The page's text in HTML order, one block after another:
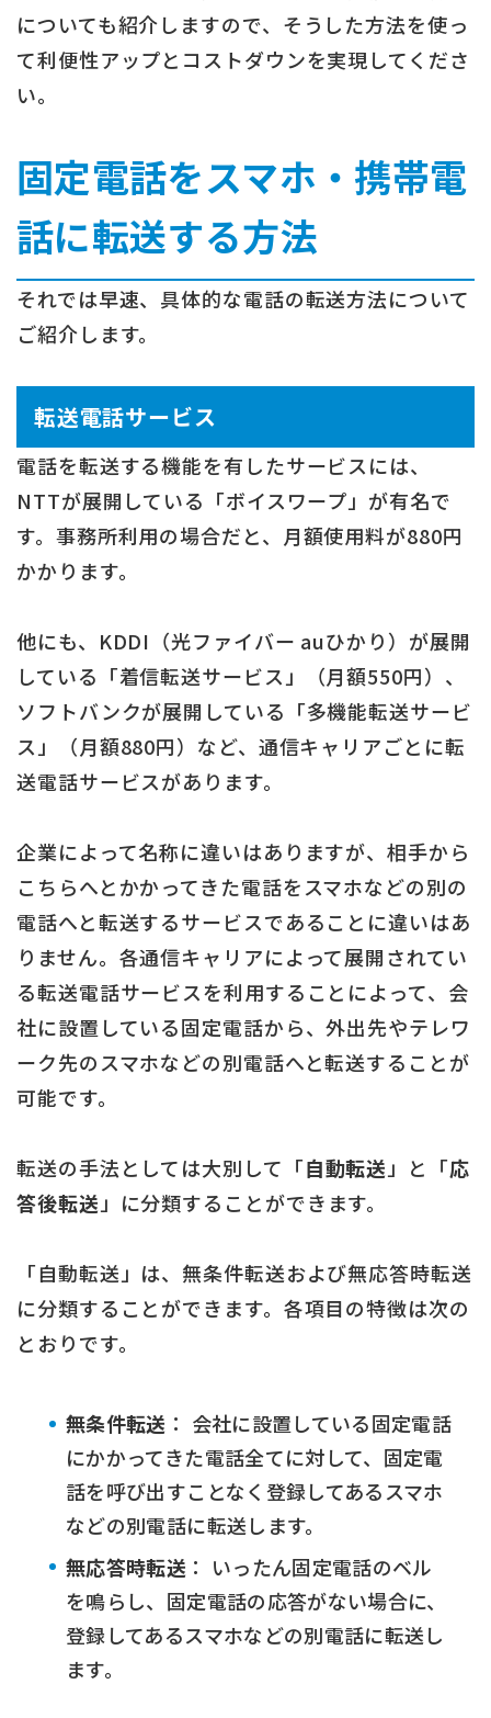
についても紹介しますので、そうした方法を使っ
て利便性アップとコストダウンを実現してくださ
い。
固定電話をスマホ・携帯電
話に転送する方法
それでは早速、具体的な電話の転送方法について
ご紹介します。
転送電話サービス
電話を転送する機能を有したサービスには、
NTTが展開している「ボイスワープ」が有名で
す。事務所利用の場合だと、月額使用料が880円
かかります。
他にも、KDDI（光ファイバー auひかり）が展開
している「着信転送サービス」（月額550円）、
ソフトバンクが展開している「多機能転送サービ
ス」（月額880円）など、通信キャリアごとに転
送電話サービスがあります。
企業によって名称に違いはありますが、相手から
こちらへとかかってきた電話をスマホなどの別の
電話へと転送するサービスであることに違いはあ
りません。各通信キャリアによって展開されてい
る転送電話サービスを利用することによって、会
社に設置している固定電話から、外出先やテレワ
ーク先のスマホなどの別電話へと転送することが
可能です。
転送の手法としては大別して「自動転送」と「応
答後転送」に分類することができます。
「自動転送」は、無条件転送および無応答時転送
に分類することができます。各項目の特徴は次の
とおりです。
無条件転送 ： 会社に設置している固定電話
にかかってきた電話全てに対して、固定電
話を呼び出すことなく登録してあるスマホ
などの別電話に転送します。
無応答時転送 ： いったん固定電話のベル
を鳴らし、固定電話の応答がない場合に、
登録してあるスマホなどの別電話に転送し
ます。